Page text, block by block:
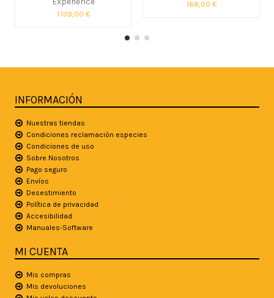
1.139,00 €
168,00 €
INFORMACIÓN
Nuestras tiendas
Condiciones reclamación especies
Condiciones de uso
Sobre Nosotros
Pago seguro
Envíos
Desestimiento
Política de privacidad
Accesibilidad
Manuales-Software
MI CUENTA
Mis compras
Mis devoluciones